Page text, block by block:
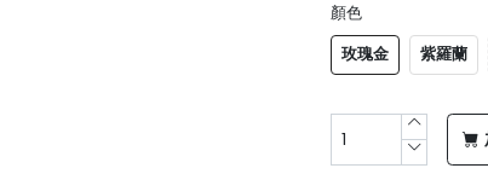
顏色
玫瑰金 紫羅蘭